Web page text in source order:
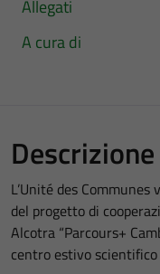
Allegati
A cura di
Descrizione
L’Unité des
del progetto di
Alcotra “Parcours+
centro estivo scientifico